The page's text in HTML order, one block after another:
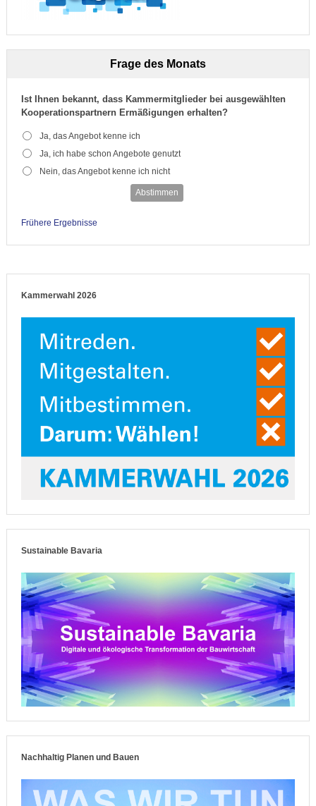
Frage des Monats
Ist Ihnen bekannt, dass Kammermitglieder bei ausgewählten
Kooperationspartnern Ermäßigungen erhalten?
Ja, das Angebot kenne ich
Ja, ich habe schon Angebote genutzt
Nein, das Angebot kenne ich nicht
Abstimmen
Frühere Ergebnisse
Kammerwahl 2026
Sustainable Bavaria
Nachhaltig Planen und Bauen